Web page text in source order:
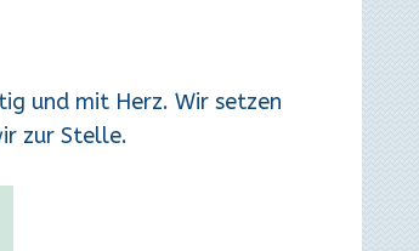
und mit Herz. Wir setzen
zur Stelle.